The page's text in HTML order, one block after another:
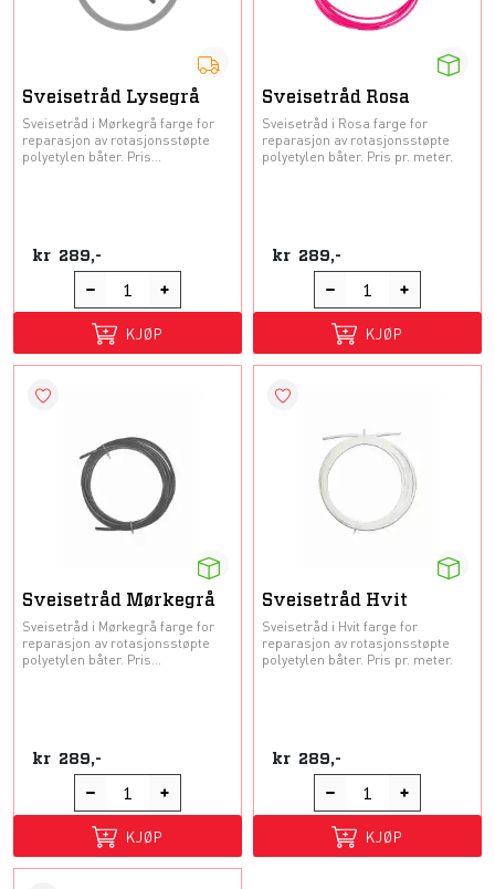
Sveisetråd Lysegrå
Sveisetråd i Mørkegrå farge for
reparasjon av rotasjonsstøpte
polyetylen båter. Pris...
kr 289,-
KJØP
Sveisetråd Rosa
Sveisetråd i Rosa farge for
reparasjon av rotasjonsstøpte
polyetylen båter. Pris pr. meter.
kr 289,-
KJØP
Sveisetråd Mørkegrå
Sveisetråd i Mørkegrå farge for
reparasjon av rotasjonsstøpte
polyetylen båter. Pris...
kr 289,-
KJØP
Sveisetråd Hvit
Sveisetråd i Hvit farge for
reparasjon av rotasjonsstøpte
polyetylen båter. Pris pr. meter.
kr 289,-
KJØP